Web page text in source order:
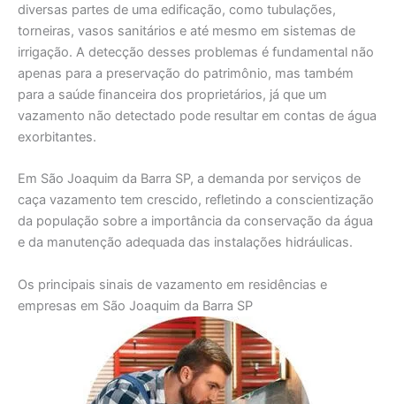
diversas partes de uma edificação, como tubulações,
torneiras, vasos sanitários e até mesmo em sistemas de
irrigação. A detecção desses problemas é fundamental não
apenas para a preservação do patrimônio, mas também
para a saúde financeira dos proprietários, já que um
vazamento não detectado pode resultar em contas de água
exorbitantes.
Em São Joaquim da Barra SP, a demanda por serviços de
caça vazamento tem crescido, refletindo a conscientização
da população sobre a importância da conservação da água
e da manutenção adequada das instalações hidráulicas.
Os principais sinais de vazamento em residências e
empresas em São Joaquim da Barra SP